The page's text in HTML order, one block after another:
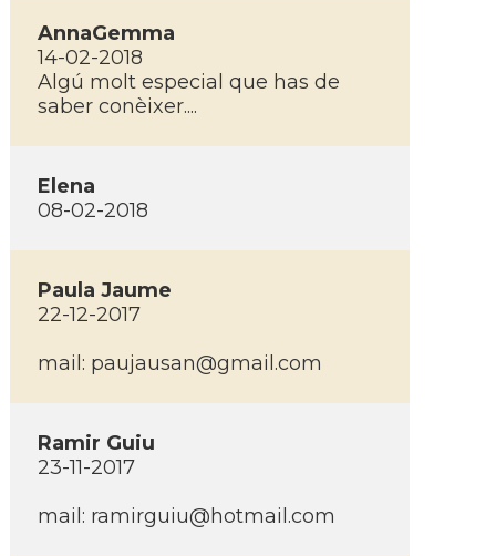
AnnaGemma
14-02-2018
Algú molt especial que has de
saber conèixer....
Elena
08-02-2018
Paula Jaume
22-12-2017
mail: paujausan@gmail.com
Ramir Guiu
23-11-2017
mail: ramirguiu@hotmail.com